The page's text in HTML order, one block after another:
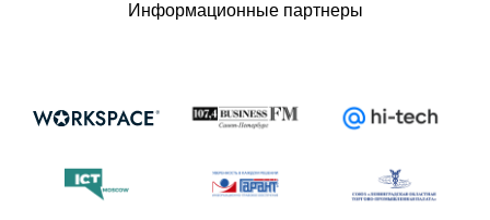
Информационные партнеры